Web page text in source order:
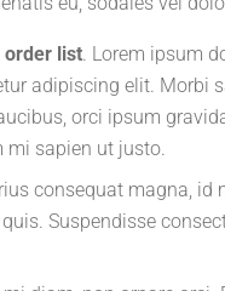
order list. Lorem ipsum
adipiscing elit. Morbi
orci ipsum
mi sapien ut justo.
consequat magna, id
Suspendisse